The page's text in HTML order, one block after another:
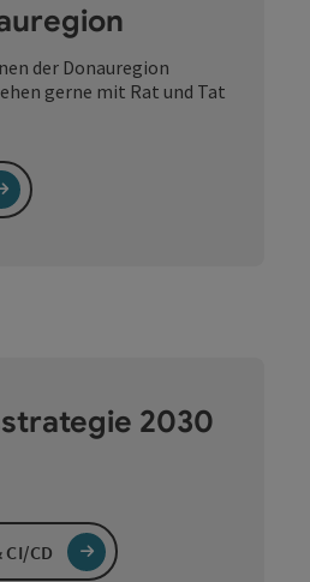
der Donauregion
gerne mit Rat und Tat
2030
CD